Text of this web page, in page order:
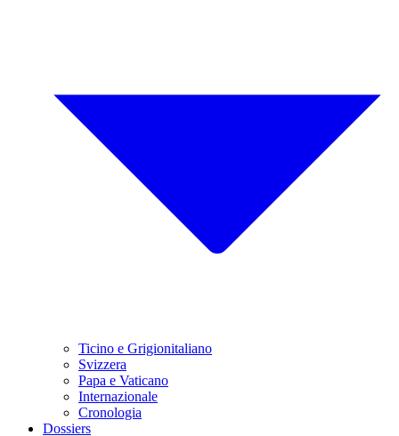
Ticino e Grigionitaliano
Svizzera
Papa e Vaticano
Internazionale
Cronologia
Dossiers